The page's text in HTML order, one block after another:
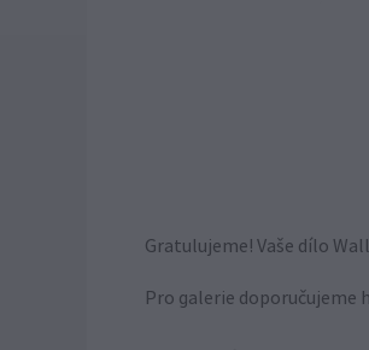
Gratulujeme! Vaše dílo
Pro galerie doporučujeme